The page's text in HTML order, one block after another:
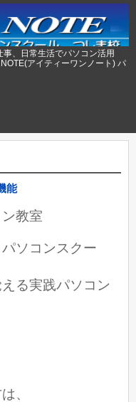
、日常生活でパソコン活用
アイティーワンノート) パ
能
教室
ソコンスクー
る実践パソコン
、